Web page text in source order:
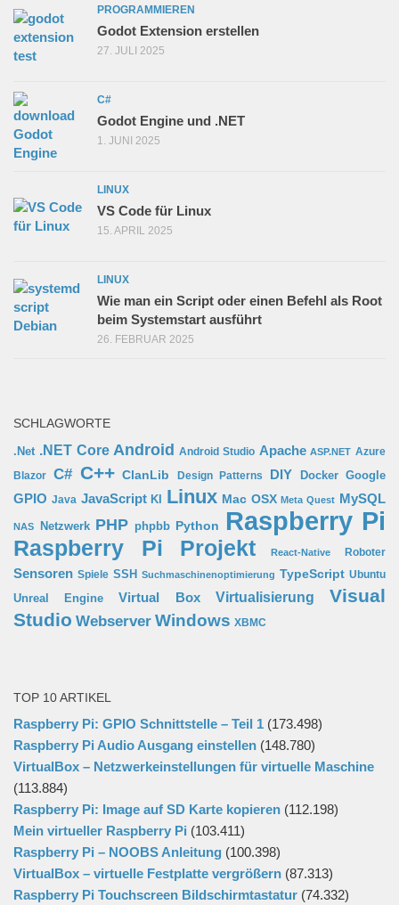
PROGRAMMIEREN
Godot Extension erstellen
27. JULI 2025
C#
Godot Engine und .NET
1. JUNI 2025
LINUX
VS Code für Linux
15. APRIL 2025
LINUX
Wie man ein Script oder einen Befehl als Root
beim Systemstart ausführt
26. FEBRUAR 2025
SCHLAGWORTE
.Net .NET Core Android Android Studio Apache ASP.NET Azure
Blazor C# C++ ClanLib Design Patterns DIY Docker Google
GPIO Java JavaScript KI Linux Mac OSX Meta Quest MySQL
NAS Netzwerk PHP phpbb Python Raspberry Pi
Raspberry Pi Projekt React-Native Roboter
Sensoren Spiele SSH Suchmaschinenoptimierung TypeScript Ubuntu
Unreal Engine
Virtual Box Virtualisierung
Visual
Studio Webserver Windows XBMC
TOP 10 ARTIKEL
Raspberry Pi: GPIO Schnittstelle – Teil 1 (173.498)
Raspberry Pi Audio Ausgang einstellen (148.780)
VirtualBox – Netzwerkeinstellungen für virtuelle Maschine
(113.884)
Raspberry Pi: Image auf SD Karte kopieren (112.198)
Mein virtueller Raspberry Pi (103.411)
Raspberry Pi – NOOBS Anleitung (100.398)
VirtualBox – virtuelle Festplatte vergrößern (87.313)
Raspberry Pi Touchscreen Bildschirmtastatur (74.332)